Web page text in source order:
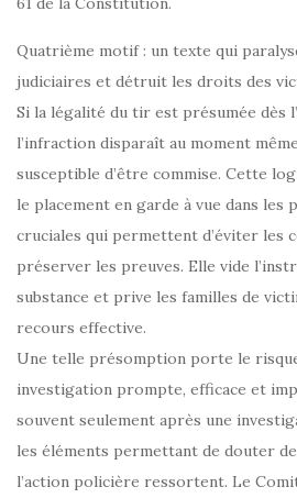
Quatrième motif : un texte qui
judiciaires et détruit les droits des
Si la légalité du tir est présumée dès
l’infraction disparaît au moment
susceptible d’être commise. Cette
le placement en garde à vue dans les
cruciales qui permettent d’éviter les
préserver les preuves. Elle vide
substance et prive les familles de
recours effective.
Une telle présomption porte le risque
investigation prompte, efficace et
souvent seulement après une
les éléments permettant de douter
l’action policière ressortent. Le